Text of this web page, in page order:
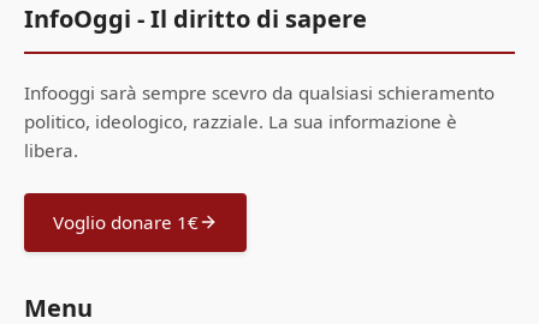
InfoOggi - Il diritto di sapere
Infooggi sarà sempre scevro da qualsiasi schieramento
politico, ideologico, razziale. La sua informazione è
libera.
Voglio donare 1€
Menu